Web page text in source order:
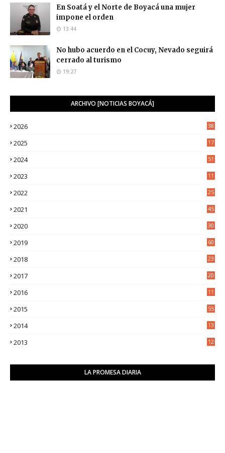
En Soatá y el Norte de Boyacá una mujer
impone el orden
13:44
No hubo acuerdo en el Cocuy, Nevado seguirá
cerrado al turismo
19:27
ARCHIVO [NOTICIAS BOYACÁ]
2026 38
2025
17
2024 51
2023
11
2022
25
2021
45
2020
30
2019 60
2018
23
2017
20
2016
11
2015 55
2014
13
2013
12
LA PROMESA DIARIA